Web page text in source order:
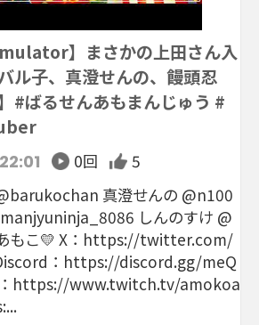
】まさかの上田さん入
ル子、真澄せんの、饅頭忍
#ばるせんあもまんじゅう #
0回
5
@barukochan 真澄せんの @n100
しんのすけ @
もこ💛 X：https://twitter.com/
：https://discord.gg/meQ
：https://www.twitch.tv/amokoa